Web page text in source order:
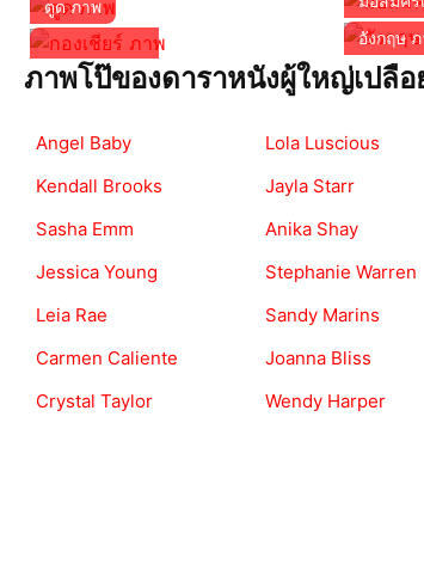
ตูด ภาพ
อังกฤษ
ภาพโป๊ของดาราหนังผู้ใหญ่เปลือ
Angel Baby
Kendall Brooks
Sasha Emm
Jessica Young
Leia Rae
Carmen Caliente
Crystal Taylor
Lola Luscious
Jayla Starr
Anika Shay
Stephanie Warren
Sandy Marins
Joanna Bliss
Wendy Harper